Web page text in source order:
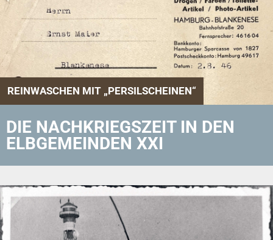
REINWASCHEN MIT „PERSILSCHEINEN“
DIE NACHKRIEGSZEIT IN DEN
ELBGEMEINDEN XXI